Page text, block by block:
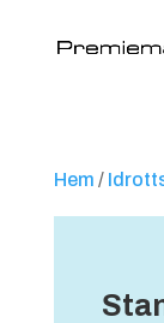
Hem /